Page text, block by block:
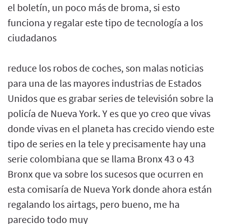
el boletín, un poco más de broma, si esto
funciona y regalar este tipo de tecnología a los
ciudadanos
reduce los robos de coches, son malas noticias
para una de las mayores industrias de Estados
Unidos que es grabar series de televisión sobre la
policía de Nueva York. Y es que yo creo que vivas
donde vivas en el planeta has crecido viendo este
tipo de series en la tele y precisamente hay una
serie colombiana que se llama Bronx 43 o 43
Bronx que va sobre los sucesos que ocurren en
esta comisaría de Nueva York donde ahora están
regalando los airtags, pero bueno, me ha
parecido todo muy